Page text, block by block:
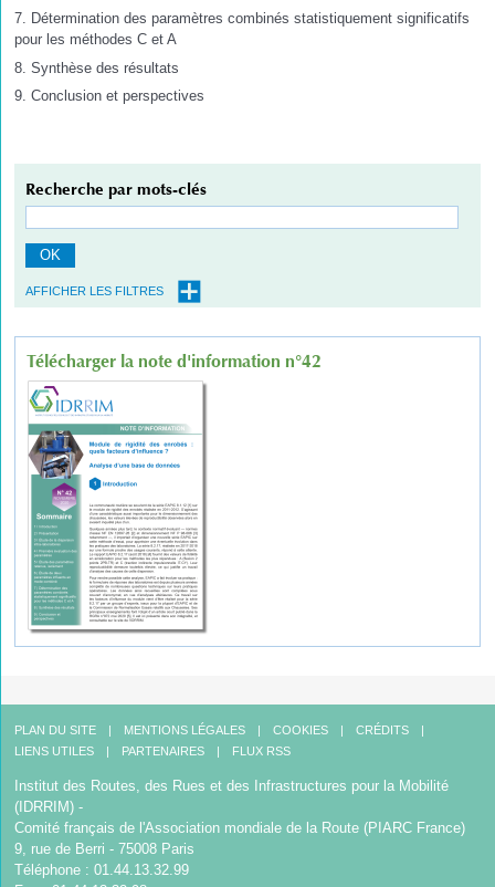
7. Détermination des paramètres combinés statistiquement significatifs
pour les méthodes C et A
8. Synthèse des résultats
9. Conclusion et perspectives
Recherche par mots-clés
OK
AFFICHER LES FILTRES
Télécharger la note d'information n°42
PLAN DU SITE MENTIONS LÉGALES COOKIES
CRÉDITS
LIENS UTILES
PARTENAIRES FLUX RSS
Institut des Routes, des Rues et des Infrastructures pour la Mobilité
(IDRRIM) -
Comité français de l'Association mondiale de la Route (PIARC France)
9, rue de Berri - 75008 Paris
Téléphone : 01.44.13.32.99